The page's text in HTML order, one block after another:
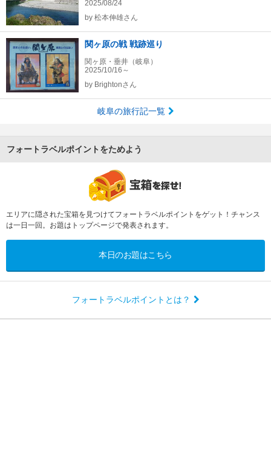
2025/08/24
by 松本伸雄さん
関ヶ原の戦 戦跡巡り
関ヶ原・垂井（岐阜）
2025/10/16～
by Brightonさん
岐阜の旅行記一覧
フォートラベルポイントをためよう
エリアに隠された宝箱を見つけてフォートラベルポイントをゲット！チャンス
は一日一回。お題はトップページで発表されます。
本日のお題はこちら
フォートラベルポイントとは？